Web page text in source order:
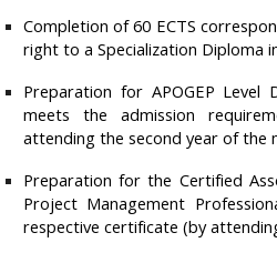
Completion of 60 ECTS
right to a Specialization Diploma
Preparation for APOGEP
meets the admission
attending the second year of the
Preparation for the Certified
Project Management
respective certificate (by